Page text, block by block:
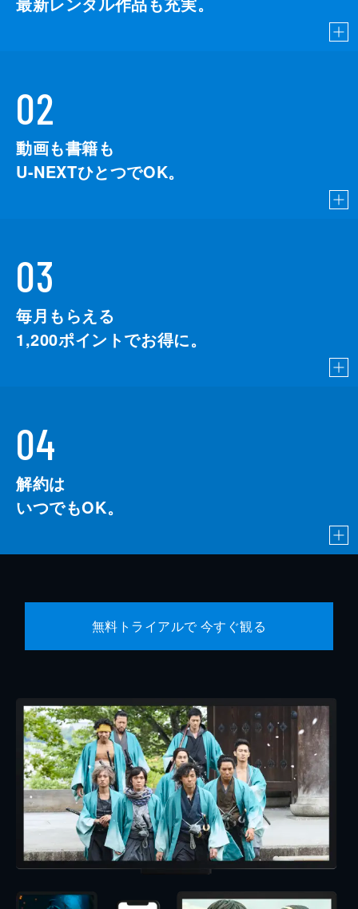
02
動画も書籍も
U-NEXTひとつでOK。
03
毎月もらえる
1,200ポイントでお得に。
04
解約は
いつでもOK。
無料トライアルで 今すぐ観る